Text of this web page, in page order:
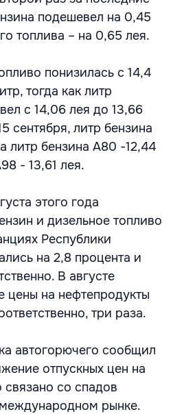
подешевел на 0,45
топлива – на 0,65 лея.
понизилась с 14,4
тогда как литр
с 14,06 лея до 13,66
сентября, литр бензина
литр бензина A80 -12,44
- 13,61 лея.
этого года
и дизельное топливо
Республики
на 2,8 процента и
В августе
цены на нефтепродукты
три раза.
автогорючего сообщил
отпускных цен на
связано со спадов
рынке.